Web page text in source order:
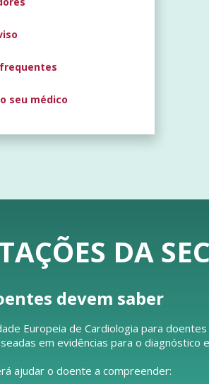
seu médico
DA
devem saber
Europeia de Cardiologia para
em evidências para o diagnóstico
ajudar o doente a compreender: